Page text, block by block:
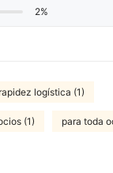
2%
rapidez logística (1)
(1) para toda